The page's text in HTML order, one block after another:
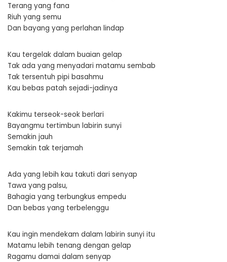
Terang yang fana
Riuh yang semu
Dan bayang yang perlahan lindap
Kau tergelak dalam buaian gelap
Tak ada yang menyadari matamu sembab
Tak tersentuh pipi basahmu
Kau bebas patah sejadi-jadinya
Kakimu terseok-seok berlari
Bayangmu tertimbun labirin sunyi
Semakin jauh
Semakin tak terjamah
Ada yang lebih kau takuti dari senyap
Tawa yang palsu,
Bahagia yang terbungkus empedu
Dan bebas yang terbelenggu
Kau ingin mendekam dalam labirin sunyi itu
Matamu lebih tenang dengan gelap
Ragamu damai dalam senyap